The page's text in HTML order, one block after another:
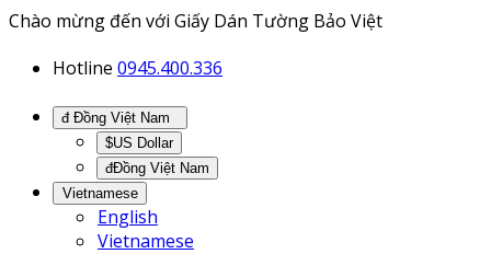
Chào mừng đến với Giấy Dán Tường Bảo Việt
Hotline 0945.400.336
$US Dollar
đĐồng Việt Nam
Vietnamese
English
Vietnamese